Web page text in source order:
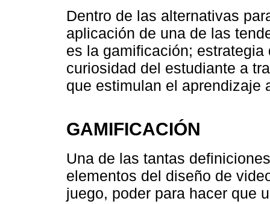
Dentro de las alternativas
aplicación de una de las
es la gamificación;
curiosidad del estudiante a
que estimulan el aprendizaje
GAMIFICACIÓN
Una de las tantas
elementos del diseño de
juego, poder para hacer que